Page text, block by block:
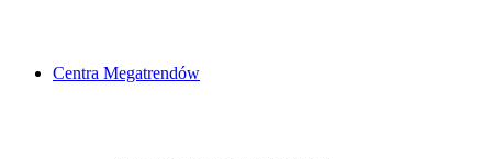
Centra Megatrendów